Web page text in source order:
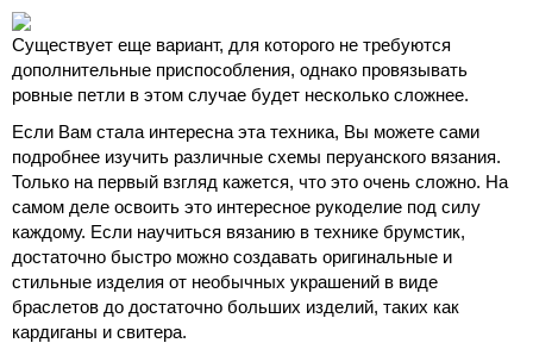
Существует еще вариант, для которого не требуются
дополнительные приспособления, однако провязывать
ровные петли в этом случае будет несколько сложнее.
Если Вам стала интересна эта техника, Вы можете сами
подробнее изучить различные схемы перуанского вязания.
Только на первый взгляд кажется, что это очень сложно. На
самом деле освоить это интересное рукоделие под силу
каждому. Если научиться вязанию в технике брумстик,
достаточно быстро можно создавать оригинальные и
стильные изделия от необычных украшений в виде
браслетов до достаточно больших изделий, таких как
кардиганы и свитера.